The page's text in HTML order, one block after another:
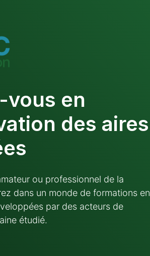
vous en
des aires
ou professionnel de la
dans un monde de formations en
par des acteurs de
étudié.